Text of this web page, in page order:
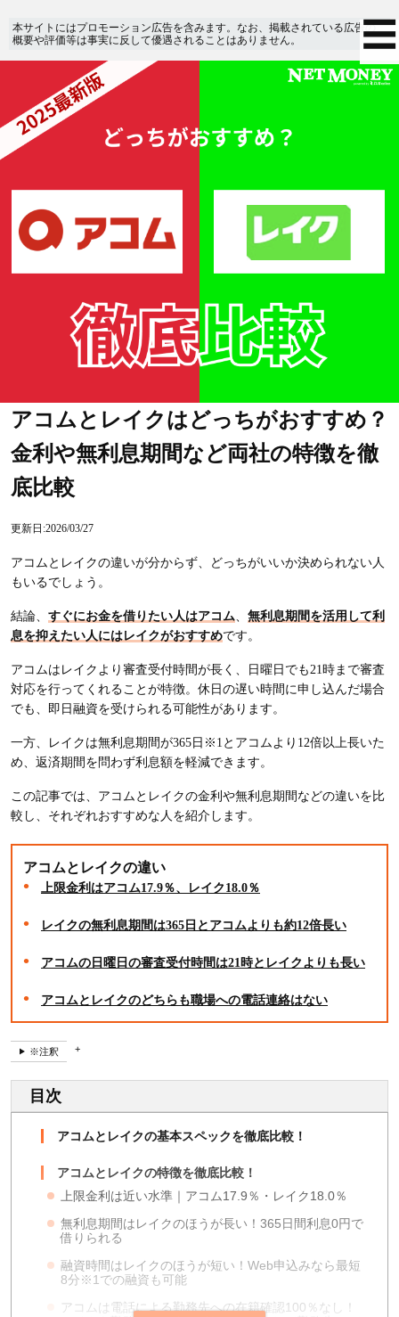
本サイトにはプロモーション広告を含みます。なお、掲載されている広告の
概要や評価等は事実に反して優遇されることはありません。
アコムとレイクはどっちがおすすめ？
金利や無利息期間など両社の特徴を徹
底比較
更新日:2026/03/27
アコムとレイクの違いが分からず、どっちがいいか決められない人
もいるでしょう。
結論、 すぐにお金を借りたい人はアコム、 無利息期間を活用して利
息を抑えたい人にはレイクがおすすめです。
アコムはレイクより審査受付時間が長く、日曜日でも21時まで審査
対応を行ってくれることが特徴。休日の遅い時間に申し込んだ場合
でも、即日融資を受けられる可能性があります。
一方、レイクは無利息期間が365日※1とアコムより12倍以上長いた
め、返済期間を問わず利息額を軽減できます。
この記事では、アコムとレイクの金利や無利息期間などの違いを比
較し、それぞれおすすめな人を紹介します。
アコムとレイクの違い
上限金利はアコム17.9％、レイク18.0％
レイクの無利息期間は365日とアコムよりも約12倍長い
アコムの日曜日の審査受付時間は21時とレイクよりも長い
アコムとレイクのどちらも職場への電話連絡はない
※注釈
目次
アコムとレイクの基本スペックを徹底比較！
アコムとレイクの特徴を徹底比較！
上限金利は近い水準｜アコム17.9％・レイク18.0％
無利息期間はレイクのほうが長い！365日間利息0円で
借りられる
融資時間はレイクのほうが短い！Web申込みなら最短
8分※1での融資も可能
アコムは電話による勤務先への在籍確認100％なし！